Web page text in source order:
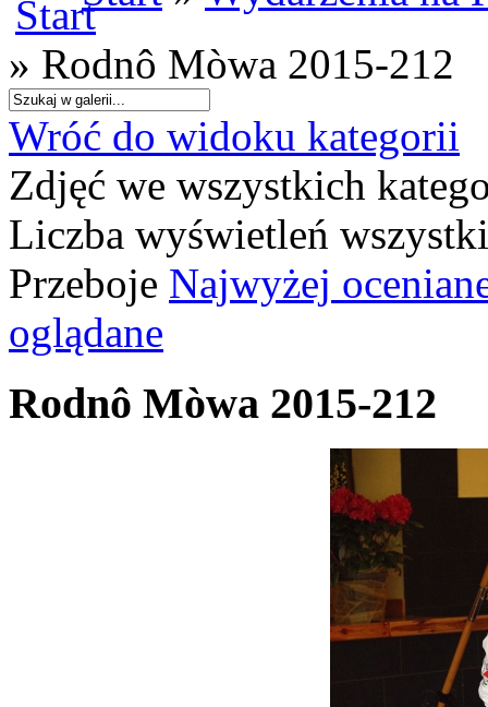
» Rodnô Mòwa 2015-212
Wróć do widoku kategorii
Zdjęć we wszystkich
Liczba wyświetleń
Przeboje Najwyżej
oglądane
Rodnô Mòwa 2015-212